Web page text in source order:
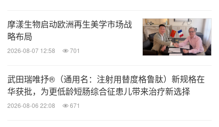
实现经营利润的陈述；以及传奇生物候选产品的潜在
益处。尽管并非所有前瞻性陈述都包含这些识别词，
但"预料"、"相信"、"继续"、"可能"、"估计"、"预
目"、"应该"、"目标"、"将"、"会"及类似表达旨在识别
前瞻性陈述。由于各种重要因素，实际结果可能与此
摩漾生物启动欧洲再生美学市场战
略布局
2026-08-07 12:58 701
武田瑞唯抒®（通用名：注射用替度格鲁肽）新规格在
华获批，为更低龄短肠综合征患儿带来治疗新选择
2026-08-06 22:08 671